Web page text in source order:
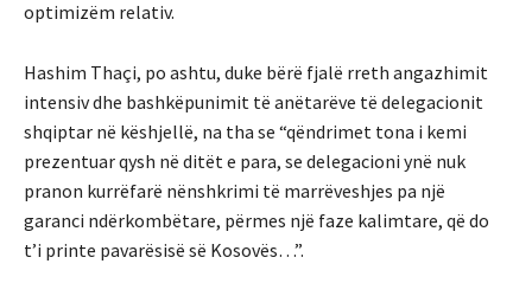
optimizëm relativ.
Hashim Thaçi, po ashtu, duke bërë fjalë rreth angazhimit
intensiv dhe bashkëpunimit të anëtarëve të delegacionit
shqiptar në këshjellë, na tha se “qëndrimet tona i kemi
prezentuar qysh në ditët e para, se delegacioni ynë nuk
pranon kurrëfarë nënshkrimi të marrëveshjes pa një
garanci ndërkombëtare, përmes një faze kalimtare, që do
t’i printe pavarësisë së Kosovës…”.